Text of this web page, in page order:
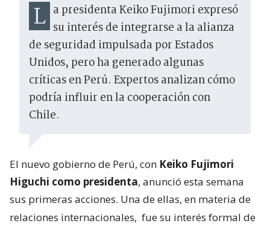
La presidenta Keiko Fujimori expresó su interés de integrarse a la alianza
de seguridad impulsada por Estados
Unidos, pero ha generado algunas
críticas en Perú. Expertos analizan cómo
podría influir en la cooperación con
Chile.
El nuevo gobierno de Perú, con Keiko Fujimori
Higuchi como presidenta, anunció esta semana
sus primeras acciones. Una de ellas, en materia de
relaciones internacionales, fue su interés formal de